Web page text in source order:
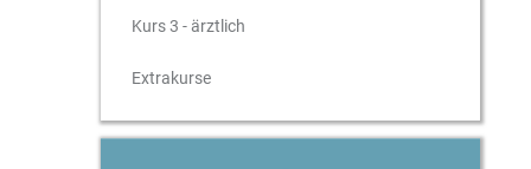
Kurs 3 - ärztlich
Extrakurse